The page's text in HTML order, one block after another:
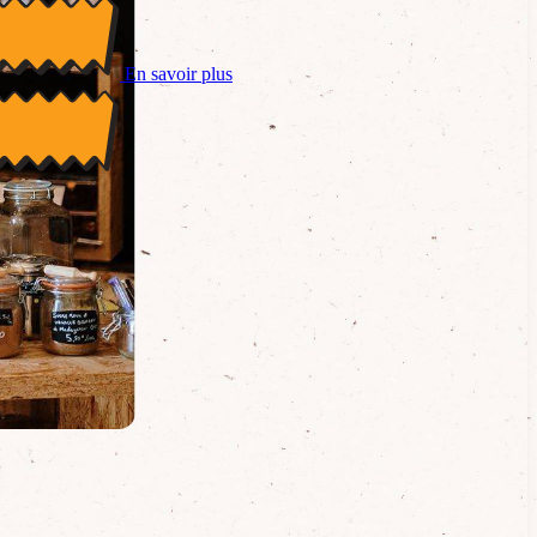
En savoir plus